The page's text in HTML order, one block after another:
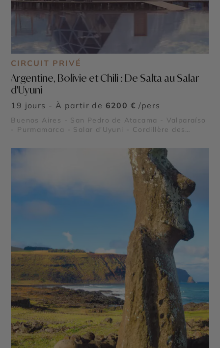
CIRCUIT PRIVÉ
Argentine, Bolivie et Chili : De Salta au Salar
d'Uyuni
19 jours - À partir de 6200 € /pers
Buenos Aires - San Pedro de Atacama - Valparaíso
- Purmamarca - Salar d'Uyuni - Cordillère des